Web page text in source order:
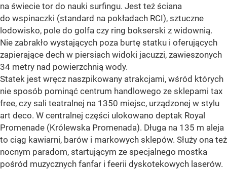
na świecie tor do nauki surfingu. Jest też ściana
do wspinaczki (standard na pokładach RCI), sztuczne
lodowisko, pole do golfa czy ring bokserski z widownią.
Nie zabrakło wystających poza burtę statku i oferujących
zapierające dech w piersiach widoki jacuzzi, zawieszonych
34 metry nad powierzchnią wody.
Statek jest wręcz naszpikowany atrakcjami, wśród których
nie sposób pominąć centrum handlowego ze sklepami tax
free, czy sali teatralnej na 1350 miejsc, urządzonej w stylu
art deco. W centralnej części ulokowano deptak Royal
Promenade (Królewska Promenada). Długa na 135 m aleja
to ciąg kawiarni, barów i markowych sklepów. Służy ona też
nocnym paradom, startującym ze specjalnego mostka
pośród muzycznych fanfar i feerii dyskotekowych laserów.